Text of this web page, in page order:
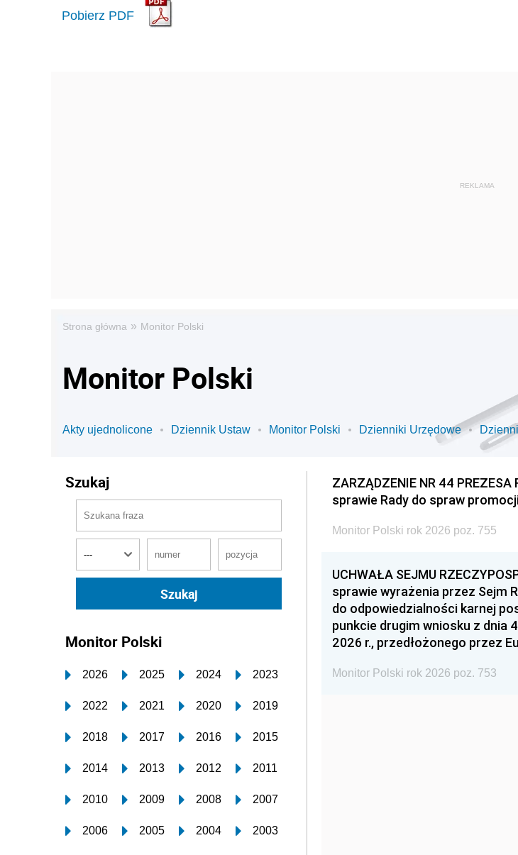
Pobierz PDF
Strona główna » Monitor Polski
Monitor Polski
Akty ujednolicone Dziennik Ustaw Monitor Polski Dzienniki Urzędowe
Szukaj
Monitor Polski
2026 2025 2024 2023
2022 2021 2020 2019
2018 2017 2016 2015
2014 2013 2012 2011
2010 2009 2008 2007
2006 2005 2004 2003
ZARZĄDZENIE NR 44
sprawie Rady do spraw
Monitor Polski rok 2026 poz. 755
UCHWAŁA SEJMU
sprawie wyrażenia przez Sejm
do odpowiedzialności karnej
punkcie drugim wniosku z dnia
2026 r., przedłożonego przez
Monitor Polski rok 2026 poz. 753